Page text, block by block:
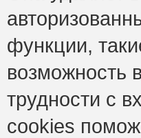
функции,
возможность
трудности с
cookies